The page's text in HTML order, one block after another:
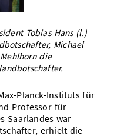
Forschungsgruppen
Tobias Hans (l.)
Michael
die
Planck-Instituts für
Professor für
Saarlandes war
erhielt die